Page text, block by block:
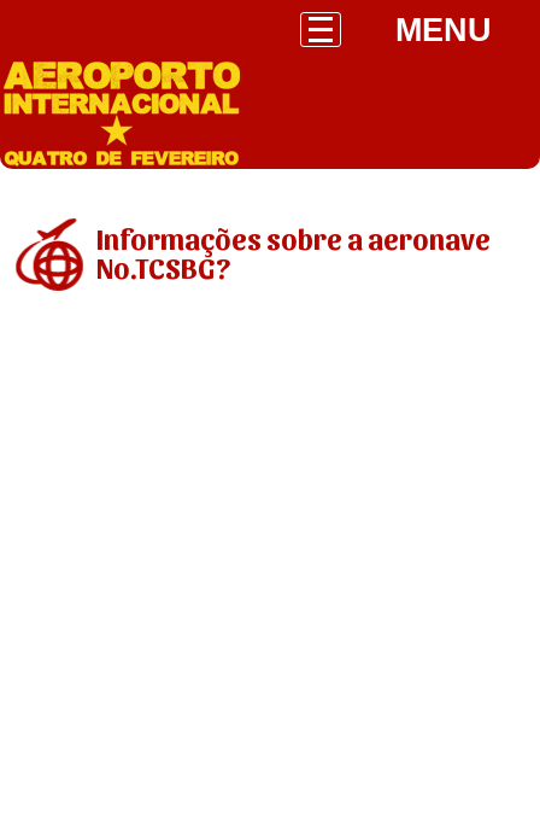
MENU
Informações sobre a aeronave
No.TCSBG?